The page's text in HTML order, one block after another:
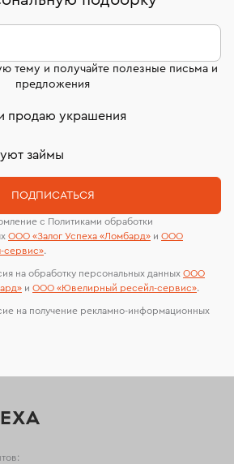
условия возврата
и часов смотрите на
и других геммологических
тему и получайте полезные письма и
предложения
продаю украшения
займы
ПОДПИСАТЬСЯ
с Политиками обработки
ООО «Залог Успеха «Ломбард» и ООО
сервиc».
на обработку персональных данных ООО
и ООО «Ювелирный ресейл-сервиc».
на получение рекламно-информационных